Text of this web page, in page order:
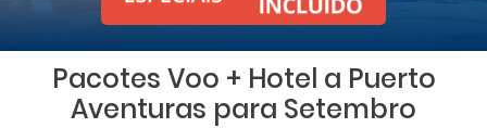
Pacotes Voo + Hotel a Puerto
Aventuras para Setembro